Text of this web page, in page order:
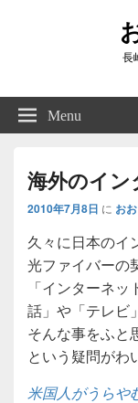
長
Right
Sidebar
Widget
Menu
海外のイ
2010年7月8日 に お
久々に日本のイ
光ファイバーの
「インターネ
話」や「テレビ
そんな事をふと
という疑問がわ
米国人がうらや